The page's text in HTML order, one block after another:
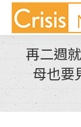
再二週
母也要